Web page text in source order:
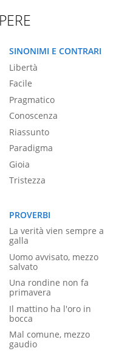
SINONIMI E CONTRARI
Libertà
Facile
Pragmatico
Conoscenza
Riassunto
Paradigma
Gioia
Tristezza
PROVERBI
La verità vien sempre a
galla
Uomo avvisato, mezzo
salvato
Una rondine non fa
primavera
Il mattino ha l'oro in
bocca
Mal comune, mezzo
gaudio